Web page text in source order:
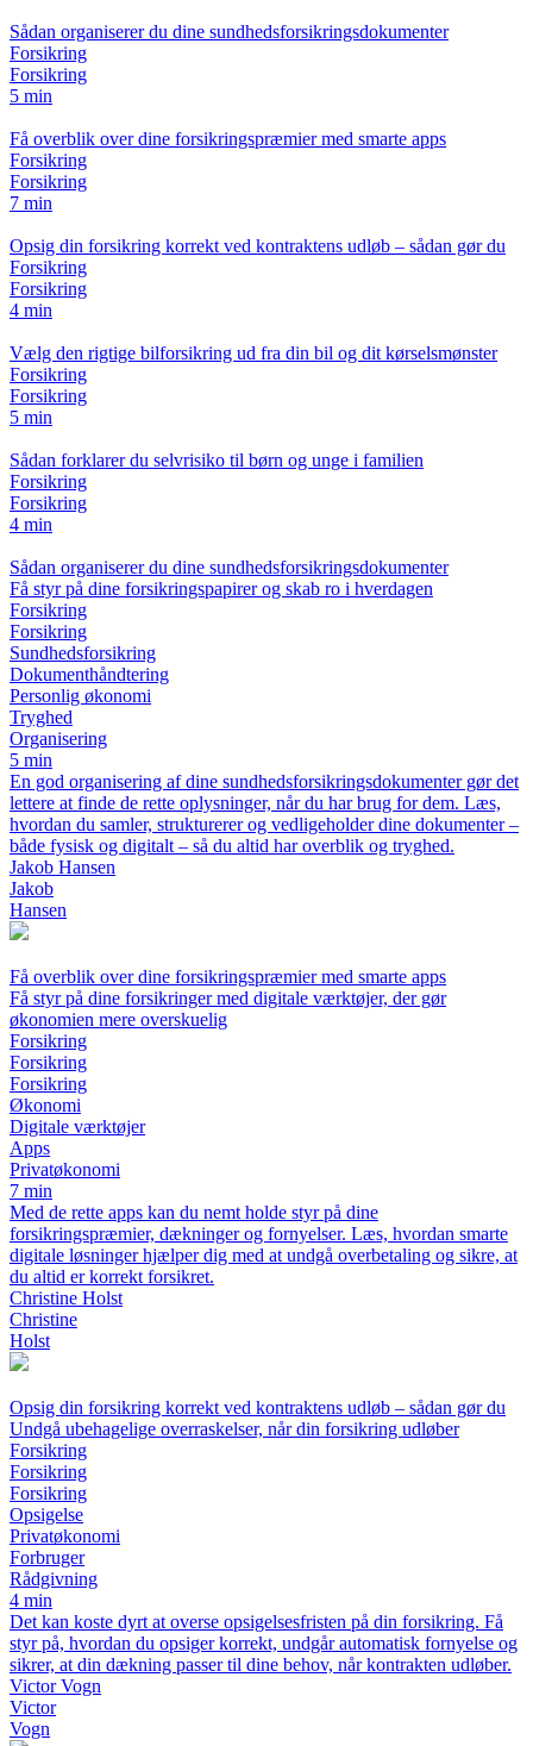
Sådan organiserer du dine sundhedsforsikringsdokumenter
Forsikring
Forsikring
5 min
Få overblik over dine forsikringspræmier med smarte apps
Forsikring
Forsikring
7 min
Opsig din forsikring korrekt ved kontraktens udløb – sådan gør du
Forsikring
Forsikring
4 min
Vælg den rigtige bilforsikring ud fra din bil og dit kørselsmønster
Forsikring
Forsikring
5 min
Sådan forklarer du selvrisiko til børn og unge i familien
Forsikring
Forsikring
4 min
Sådan organiserer du dine sundhedsforsikringsdokumenter
Få styr på dine forsikringspapirer og skab ro i hverdagen
Forsikring
Forsikring
Sundhedsforsikring
Dokumenthåndtering
Personlig økonomi
Tryghed
Organisering
5 min
En god organisering af dine sundhedsforsikringsdokumenter gør det
lettere at finde de rette oplysninger, når du har brug for dem. Læs,
hvordan du samler, strukturerer og vedligeholder dine dokumenter –
både fysisk og digitalt – så du altid har overblik og tryghed.
Jakob Hansen
Jakob
Hansen
Få overblik over dine forsikringspræmier med smarte apps
Få styr på dine forsikringer med digitale værktøjer, der gør
økonomien mere overskuelig
Forsikring
Forsikring
Forsikring
Økonomi
Digitale værktøjer
Apps
Privatøkonomi
7 min
Med de rette apps kan du nemt holde styr på dine
forsikringspræmier, dækninger og fornyelser. Læs, hvordan smarte
digitale løsninger hjælper dig med at undgå overbetaling og sikre, at
du altid er korrekt forsikret.
Christine Holst
Christine
Holst
Opsig din forsikring korrekt ved kontraktens udløb – sådan gør du
Undgå ubehagelige overraskelser, når din forsikring udløber
Forsikring
Forsikring
Forsikring
Opsigelse
Privatøkonomi
Forbruger
Rådgivning
4 min
Det kan koste dyrt at overse opsigelsesfristen på din forsikring. Få
styr på, hvordan du opsiger korrekt, undgår automatisk fornyelse og
sikrer, at din dækning passer til dine behov, når kontrakten udløber.
Victor Vogn
Victor
Vogn